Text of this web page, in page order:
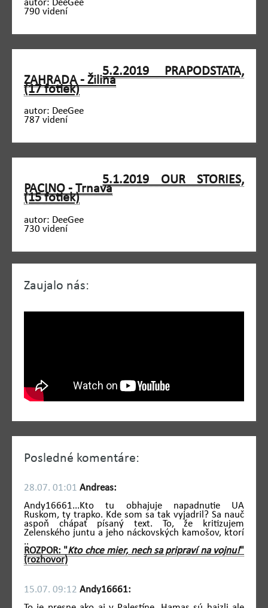
Zaujalo nás:
Posledné komentáre:
28.07. 01:01 Andreas:
Andy16661...Kto tu obhajuje napadnutie UA
Ruskom, ty trapko. Kde som sa tak vyjadril? Sa nauč
aspoň chápať písaný text. To, že kritizujem
Zelenského juntu a jeho náckovských kamošov, ktorí
..
ROZPOR: "Kto chce mier, nech sa pripraví na vojnu!"
(rozhovor)
15.07. 09:12 Andy16661:
autor: DeeGee
790 videní
5.2.2019 PRAPODSTATA,
ZAHRADA - Žilina
(17 fotiek)
autor: DeeGee
787 videní
5.1.2019 OUR STORIES,
PACINO - Trnava
(15 fotiek)
autor: DeeGee
730 videní